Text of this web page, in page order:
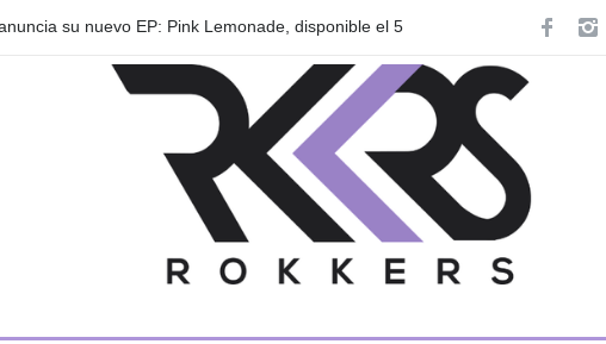
Biches anuncian su gira internacional "Fuga Tour
Playlist Dale Mixx